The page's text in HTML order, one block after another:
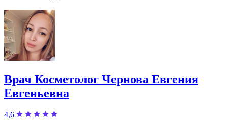
Врач Косметолог Чернова Евгения
Евгеньевна
4,6